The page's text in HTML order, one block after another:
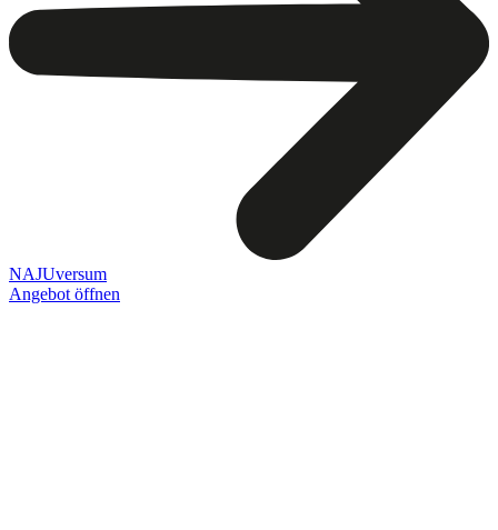
NAJUversum
Angebot öffnen